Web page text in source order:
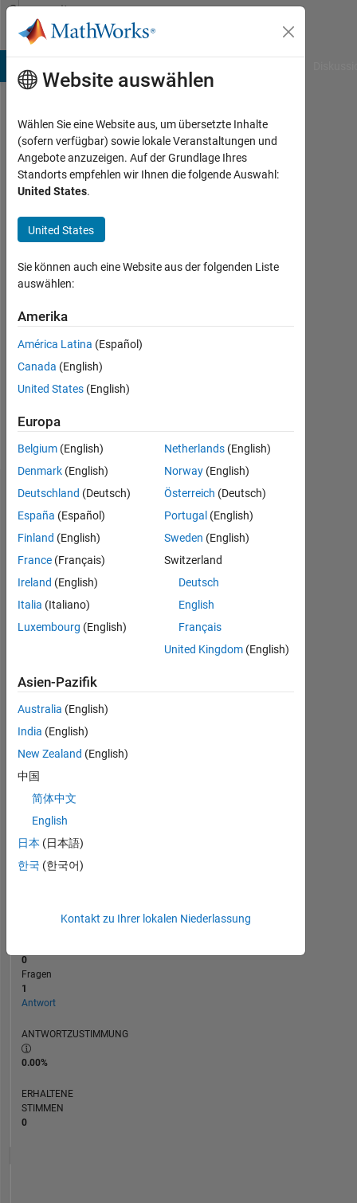
Weiter zum Inhalt
Community
Profile
Rawan
Last
seen: 9
Monate
vor
|
seit
2025
Followers:
Following:
Follow
Dashboard
Statistik
MATLAB Answers
BEITRÄGE
-2-1 2
3
04/25
06/25
08/25
12/25
02/26
06/26
08/26 07/25
RANG
45.583
302.028
0
Fragen
1
Antwort
ANTWORTZUSTIMMUNG
0.00%
ERHALTENE
STIMMEN
0
Website auswählen
Wählen Sie eine Website aus, um übersetzte Inhalte
(sofern verfügbar) sowie lokale Veranstaltungen und
Angebote anzuzeigen. Auf der Grundlage Ihres
Standorts empfehlen wir Ihnen die folgende Auswahl:
United States.
United States
Sie können auch eine Website aus der folgenden Liste
auswählen:
Amerika
América Latina (Español)
Canada (English)
United States (English)
Europa
Belgium (English)
Denmark (English)
Deutschland (Deutsch)
España (Español)
Finland (English)
France (Français)
Ireland (English)
Italia (Italiano)
Luxembourg (English)
Netherlands (English)
Norway (English)
Österreich (Deutsch)
Portugal (English)
Sweden (English)
Switzerland
Deutsch
English
Français
United Kingdom (English)
Asien-Pazifik
Australia (English)
India (English)
New Zealand (English)
中国
简体中文
English
日本 (日本語)
한국 (한국어)
Kontakt zu Ihrer lokalen Niederlassung